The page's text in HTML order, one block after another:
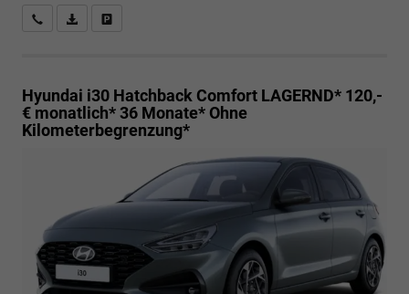
Rückrufbitte absenden
PDF-Datei, Fahrzeugexposé drucken
Hyundai i30 HatchbackComfort LAGERND* 120,-
€ monatlich* 36 Monate* Ohne
Kilometerbegrenzung*